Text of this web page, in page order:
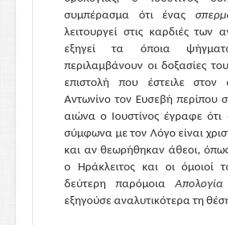
συμπέρασμα ότι ένας
λειτουργεί στις καρδιές των
εξηγεί τα όποια
περιλαμβάνουν οι δοξασίες
επιστολή που έστειλε στον
Αντωνίνο τον Ευσεβή περίπου
αιώνα ο Ιουστίνος έγραφε ότι
σύμφωνα με τον Λόγο είναι
και αν θεωρήθηκαν άθεοι,
ο Ηράκλειτος και οι όμοιοί
δεύτερη παρόμοιαΑπολογία
εξηγούσε αναλυτικότερα τη